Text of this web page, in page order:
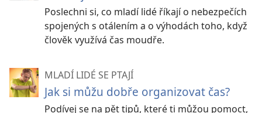
Poslechni si, co mladí lidé říkají o nebezpečích
spojených s otálením a o výhodách toho, když
člověk využívá čas moudře.
MLADÍ LIDÉ SE PTAJÍ
Jak si můžu dobře organizovat čas?
Podívej se na pět tipů, které ti můžou pomoct,